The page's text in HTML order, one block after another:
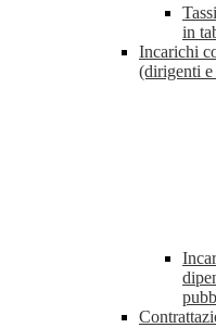
in
Incarichi
(dirigenti